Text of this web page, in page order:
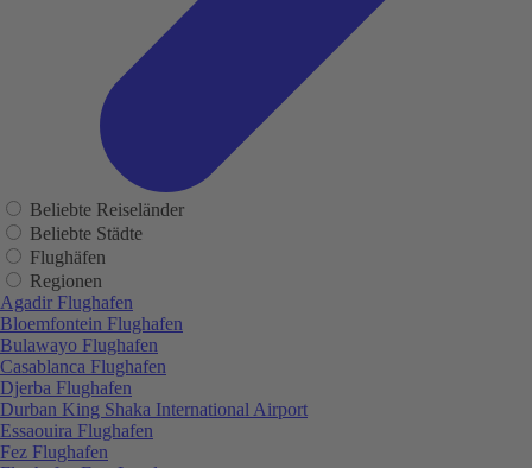
Beliebte Reiseländer
Beliebte Städte
Flughäfen
Regionen
Agadir Flughafen
Bloemfontein Flughafen
Bulawayo Flughafen
Casablanca Flughafen
Djerba Flughafen
Durban King Shaka International Airport
Essaouira Flughafen
Fez Flughafen